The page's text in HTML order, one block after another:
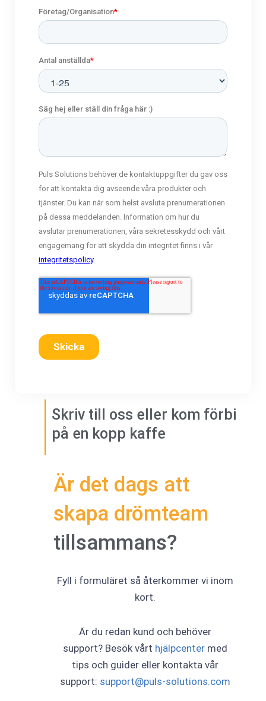
Skriv till oss eller kom förbi
på en kopp kaffe​
Är det dags att
skapa drömteam
tillsammans?
Fyll i formuläret så återkommer vi inom
kort.
Är du redan kund och behöver
support? Besök vårt hjälpcentermed
tips och guider eller kontakta vår
support: support@puls-solutions.com